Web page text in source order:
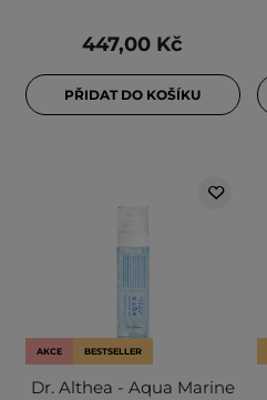
447,00 Kč
PŘIDAT DO KOŠÍKU
AKCE BESTSELLER
Dr. Althea - Aqua Marine